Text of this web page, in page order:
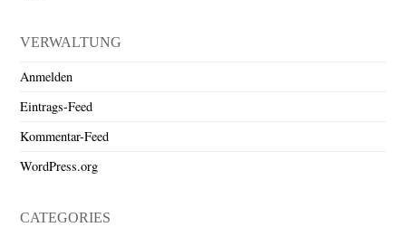
VERWALTUNG
Anmelden
Eintrags-Feed
Kommentar-Feed
WordPress.org
CATEGORIES